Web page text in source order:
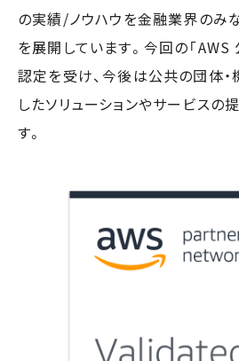
の実績/ノウハウを金融業界のみ
を展開しています。今回の「AWS
認定を受け、今後は公共の団体
したソリューションやサービスの
す。